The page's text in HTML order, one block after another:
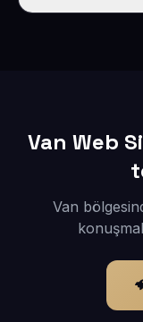
Van Web
Van